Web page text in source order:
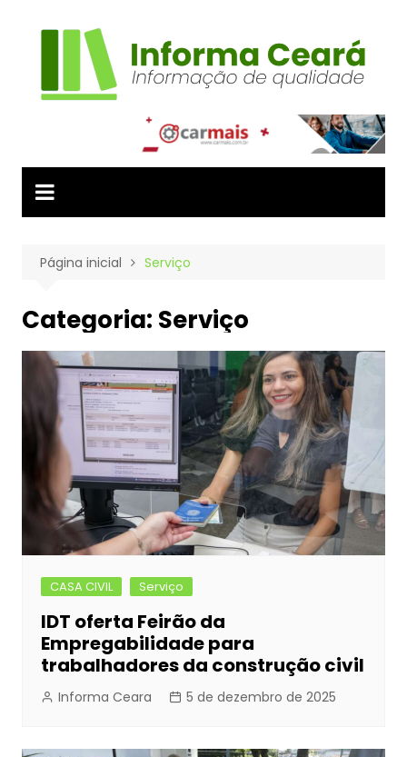
Página inicial Serviço
Categoria: Serviço
CASA CIVIL Serviço
IDT oferta Feirão da
Empregabilidade para
trabalhadores da construção civil
Informa Ceara 5 de dezembro de 2025